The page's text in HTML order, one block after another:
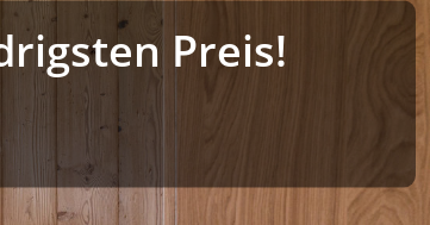
Preis!